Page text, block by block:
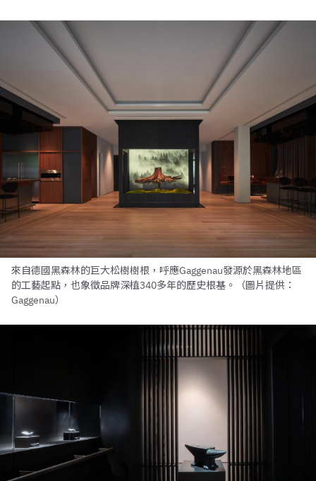
來自德國黑森林的巨大松樹樹根，呼應Gaggenau發源於黑森林地區
的工藝起點，也象徵品牌深植340多年的歷史根基。（圖片提供：
Gaggenau）